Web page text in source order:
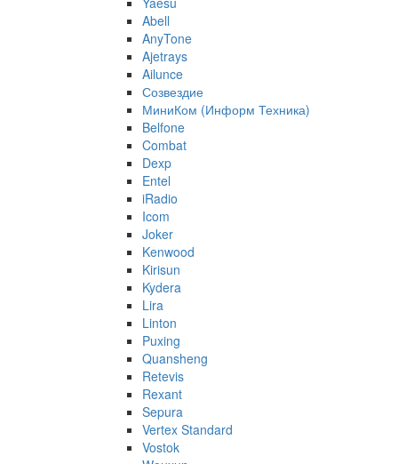
Abell
AnyTone
Ajetrays
Ailunce
Созвездие
МиниКом (Информ Техника)
Belfone
Combat
Dexp
Entel
iRadio
Icom
Joker
Kenwood
Kirisun
Kydera
Lira
Linton
Puxing
Quansheng
Retevis
Rexant
Sepura
Vertex Standard
Vostok